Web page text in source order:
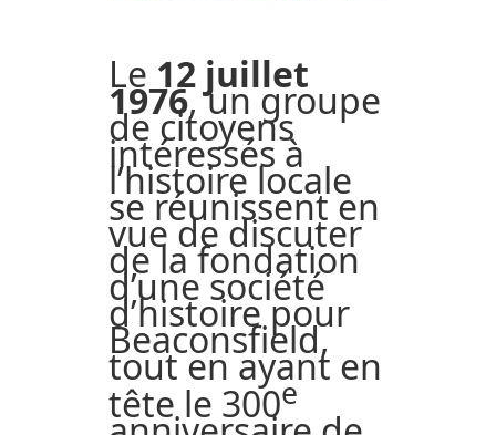
Le 12 juillet
1976, un groupe
de citoyens
intéressés à
l’histoire locale
se réunissent en
vue de discuter
de la fondation
d’une société
d’histoire pour
Beaconsfield,
tout en ayant en
tête le 300e